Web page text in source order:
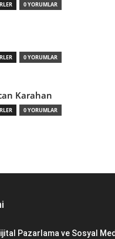
0 YORUMLAR
0 YORUMLAR
Karahan
0 YORUMLAR
Pazarlama ve Sosyal